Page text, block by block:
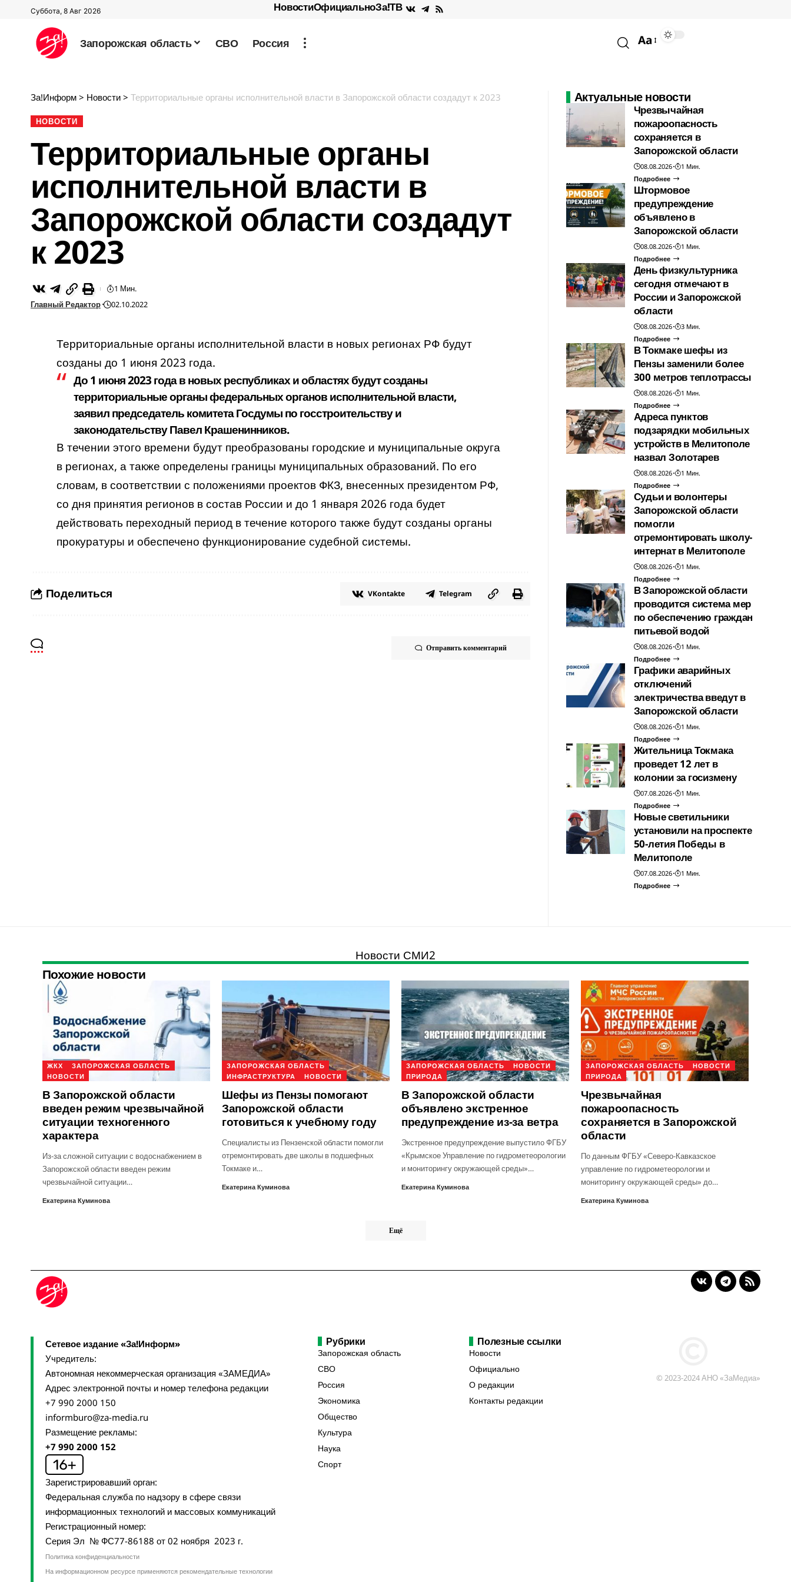
Суббота, 8 Авг 2026 НовостиОфициальноЗа!ТВ
Запорожская область СВО Россия Aa
За!Информ > Новости > Территориальные органы исполнительной власти в Запорожской области создадут к 2023
НОВОСТИ
Территориальные органы
исполнительной власти в
Запорожской области создадут
к 2023
Главный Редактор 02.10.2022
1 Мин.
Территориальные органы исполнительной власти в новых регионах РФ будут
созданы до 1 июня 2023 года.
До 1 июня 2023 года в новых республиках и областях будут созданы
территориальные органы федеральных органов исполнительной власти,
заявил председатель комитета Госдумы по госстроительству и
законодательству Павел Крашенинников.
В течении этого времени будут преобразованы городские и муниципальные округа
в регионах, а также определены границы муниципальных образований. По его
словам, в соответствии с положениями проектов ФКЗ, внесенных президентом РФ,
со дня принятия регионов в состав России и до 1 января 2026 года будет
действовать переходный период в течение которого также будут созданы органы
прокуратуры и обеспечено функционирование судебной системы.
Поделиться VKontakte Telegram
Отправить комментарий
Актуальные новости
Чрезвычайная
пожароопасность
сохраняется в
Запорожской области
08.08.2026
1 Мин.
Подробнее
Штормовое
предупреждение
объявлено в
Запорожской области
08.08.2026
1 Мин.
Подробнее
День физкультурника
сегодня отмечают в
России и Запорожской
области
08.08.2026
3 Мин.
Подробнее
В Токмаке шефы из
Пензы заменили более
300 метров теплотрассы
08.08.2026
1 Мин.
Подробнее
Адреса пунктов
подзарядки мобильных
устройств в Мелитополе
назвал Золотарев
08.08.2026
1 Мин.
Подробнее
Судьи и волонтеры
Запорожской области
помогли
отремонтировать школу-
интернат в Мелитополе
08.08.2026
1 Мин.
Подробнее
В Запорожской области
проводится система мер
по обеспечению граждан
питьевой водой
08.08.2026
1 Мин.
Подробнее
Графики аварийных
отключений
электричества введут в
Запорожской области
08.08.2026
1 Мин.
Подробнее
Жительница Токмака
проведет 12 лет в
колонии за госизмену
07.08.2026
1 Мин.
Подробнее
Новые светильники
установили на проспекте
50-летия Победы в
Мелитополе
07.08.2026
1 Мин.
Подробнее
Новости СМИ2
Похожие новости
ЖКХ
ЗАПОРОЖСКАЯ ОБЛАСТЬ
НОВОСТИ
В Запорожской области
введен режим чрезвычайной
ситуации техногенного
характера
Из-за сложной ситуации с водоснабжением в
Запорожской области введен режим
чрезвычайной ситуации…
Екатерина Куминова
ЗАПОРОЖСКАЯ ОБЛАСТЬ
ИНФРАСТРУКТУРА
НОВОСТИ
Шефы из Пензы помогают
Запорожской области
готовиться к учебному году
Специалисты из Пензенской области помогли
отремонтировать две школы в подшефных
Токмаке и…
Екатерина Куминова
ЗАПОРОЖСКАЯ ОБЛАСТЬ
НОВОСТИ
ПРИРОДА
В Запорожской области
объявлено экстренное
предупреждение из-за ветра
Экстренное предупреждение выпустило ФГБУ
«Крымское Управление по гидрометеорологии
и мониторингу окружающей среды»…
Екатерина Куминова
ЗАПОРОЖСКАЯ ОБЛАСТЬ
НОВОСТИ
ПРИРОДА
Чрезвычайная
пожароопасность
сохраняется в Запорожской
области
По данным ФГБУ «Северо-Кавказское
управление по гидрометеорологии и
мониторингу окружающей среды» до…
Екатерина Куминова
Ещё
Сетевое издание «За!Информ»
Учредитель:
Автономная некоммерческая организация «ЗАМЕДИА»
Адрес электронной почты и номер телефона редакции
+7 990 2000 150
informburo@za-media.ru
Размещение рекламы:
+7 990 2000 152
Зарегистрировавший орган:
Федеральная служба по надзору в сфере связи
информационных технологий и массовых коммуникаций
Регистрационный номер:
Серия Эл № ФС77-86188 от 02 ноября 2023 г.
Политика конфиденциальности
На информационном ресурсе применяются рекомендательные технологии
Рубрики
Запорожская область
СВО
Россия
Экономика
Общество
Культура
Наука
Спорт
Полезные ссылки
Новости
Официально
О редакции
Контакты редакции
© 2023-2024 АНО «ЗаМедиа»